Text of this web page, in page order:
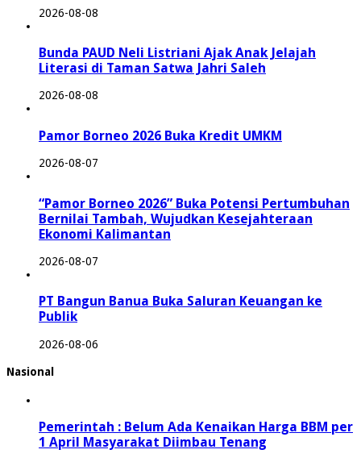
2026-08-08
Bunda PAUD Neli Listriani Ajak Anak Jelajah
Literasi di Taman Satwa Jahri Saleh
2026-08-08
Pamor Borneo 2026 Buka Kredit UMKM
2026-08-07
“Pamor Borneo 2026” Buka Potensi Pertumbuhan
Bernilai Tambah, Wujudkan Kesejahteraan
Ekonomi Kalimantan
2026-08-07
PT Bangun Banua Buka Saluran Keuangan ke
Publik
2026-08-06
Nasional
Pemerintah : Belum Ada Kenaikan Harga BBM per
1 April Masyarakat Diimbau Tenang